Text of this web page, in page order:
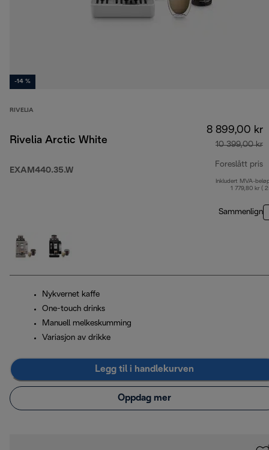
-14 %
RIVELIA
Rivelia Arctic White
EXAM440.35.W
8 899,00 kr
10 399,00 kr
Foreslått pris
Inkludert MVA-
1 779,80 kr (
Sammenlign
Nykvernet kaffe
One-touch drinks
Manuell melkeskumming
Variasjon av drikke
Legg til i handlekurven
Oppdag mer